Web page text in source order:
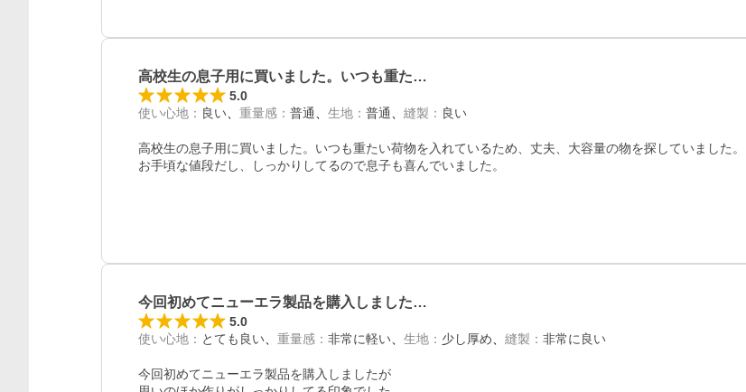
高校生の息子用に買いました。いつも重た…
5.0
使い心地 ： 良い 重量感 ： 普通 生地 ： 普通 縫製 ： 良い
高校生の息子用に買いました。いつも重たい荷物を入れているため、丈夫、大容量の物を探していました。
お手頃な値段だし、しっかりしてるので息子も喜んでいました。
今回初めてニューエラ製品を購入しました…
5.0
使い心地 ： とても良い 重量感 ： 非常に軽い 生地 ： 少し厚め 縫製 ： 非常に良い
今回初めてニューエラ製品を購入しましたが